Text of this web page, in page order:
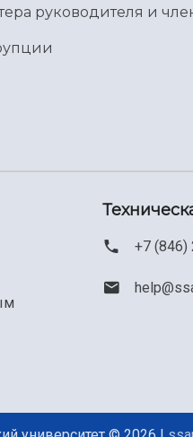
руководителя и
+7 (846)